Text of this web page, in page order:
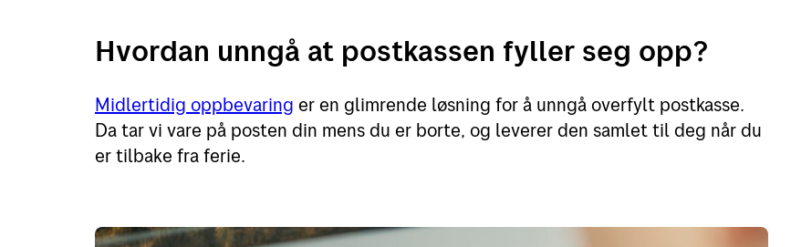
Hvordan unngå at postkassen fyller seg opp?
Midlertidig oppbevaring er en glimrende løsning for å unngå overfylt postkasse.
Da tar vi vare på posten din mens du er borte, og leverer den samlet til deg når du
er tilbake fra ferie.